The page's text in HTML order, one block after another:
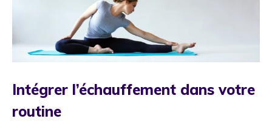
Intégrer l’échauffement dans votre
routine